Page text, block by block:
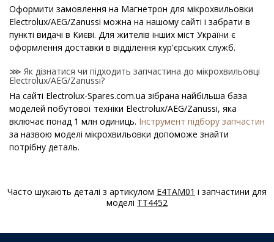
Оформити замовлення на Магнетрон для мікрохвильовки
Electrolux/AEG/Zanussi можна на нашому сайті і забрати в
пункті видачі в Києві. Для жителів інших міст України є
оформлення доставки в відділення кур'єрських служб.
⋙ Як дізнатися чи підходить запчастина до мікрохвильовці
Electrolux/AEG/Zanussi?
На сайті Electrolux-Spares.com.ua зібрана найбільша база
моделей побутової техніки Electrolux/AEG/Zanussi, яка
включає понад 1 млн одиниць. Інструмент підбору запчастин
за назвою моделі мікрохвильовки допоможе знайти
потрібну деталь.
Спеціальна наклейка виробника з назвою моделі і іншими
параметрами - шильдик знаходиться на корпусі
Часто шукають деталі з артикулом E4TAM01 і запчастини для
моделі TT4452